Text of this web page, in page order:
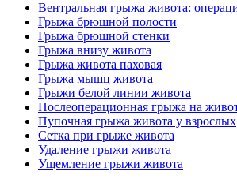
Вентральная грыжа живота:
Грыжа брюшной полости
Грыжа брюшной стенки
Грыжа внизу живота
Грыжа живота паховая
Грыжа мышц живота
Грыжи белой линии живота
Послеоперационная грыжа на
Пупочная грыжа живота у взрослых
Сетка при грыже живота
Удаление грыжи живота
Ущемление грыжи живота